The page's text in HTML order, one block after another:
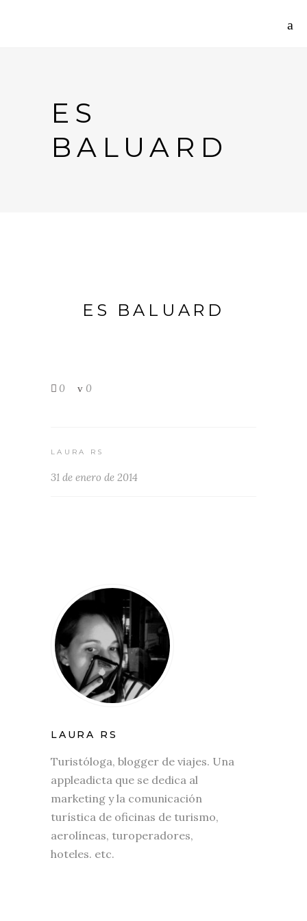
ES
BALUARD
ES BALUARD
0 0
LAURA RS
31 de enero de 2014
LAURA RS
Turistóloga, blogger de viajes. Una
appleadicta que se dedica al
marketing y la comunicación
turística de oficinas de turismo,
aerolíneas, turoperadores,
hoteles. etc.